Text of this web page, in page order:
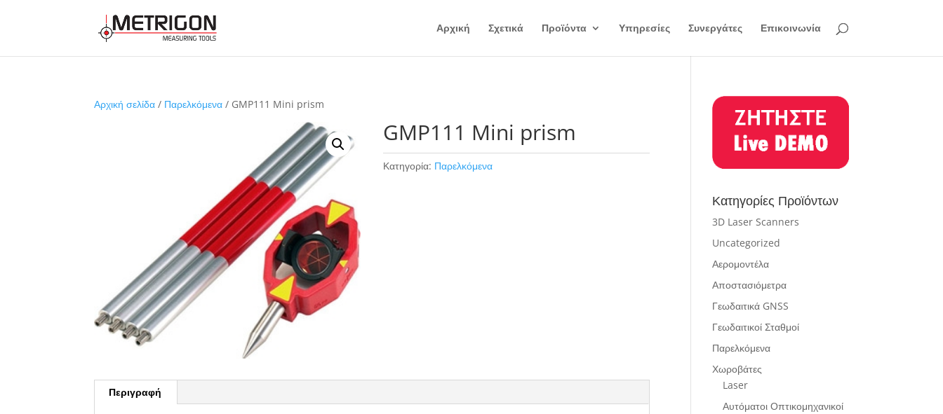
Αρχική Σχετικά Προϊόντα Υπηρεσίες Συνεργάτες Επικοινωνία
Αρχική σελίδα / Παρελκόμενα / GMP111 Mini prism
GMP111 Mini prism
Κατηγορία: Παρελκόμενα
Περιγραφή
Κατηγορίες Προϊόντων
3D Laser Scanners
Uncategorized
Αερομοντέλα
Αποστασιόμετρα
Γεωδαιτικά GNSS
Γεωδαιτικοί Σταθμοί
Παρελκόμενα
Χωροβάτες
Laser
Αυτόματοι Οπτικομηχανικοί